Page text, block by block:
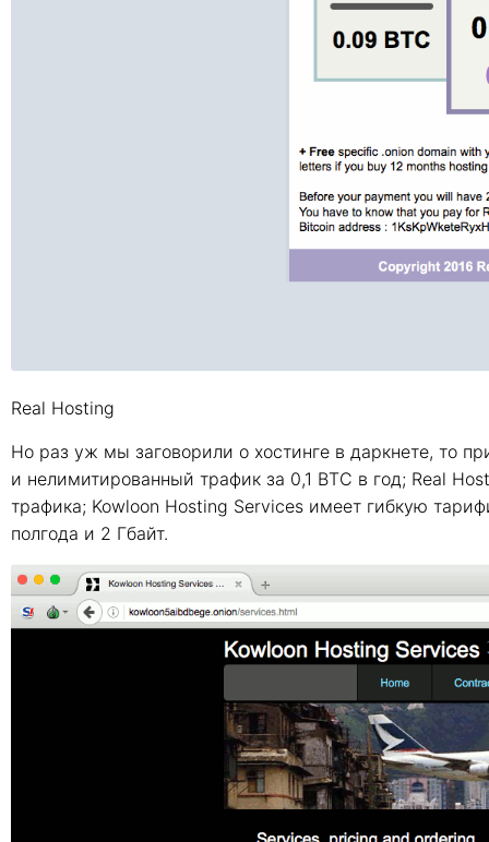
Real Hosting
Но раз уж мы заговорили о хостинге в даркнете, то
и нелимитированный трафик за 0,1 BTC в год; Real
трафика; Kowloon Hosting Services имеет гибкую
полгода и 2 Гбайт.